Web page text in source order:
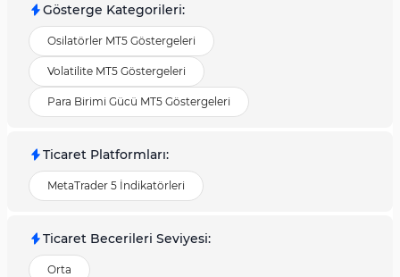
Gösterge Kategorileri:
Osilatörler MT5 Göstergeleri
Volatilite MT5 Göstergeleri
Para Birimi Gücü MT5 Göstergeleri
Ticaret Platformları:
MetaTrader 5 İndikatörleri
Ticaret Becerileri Seviyesi:
Orta